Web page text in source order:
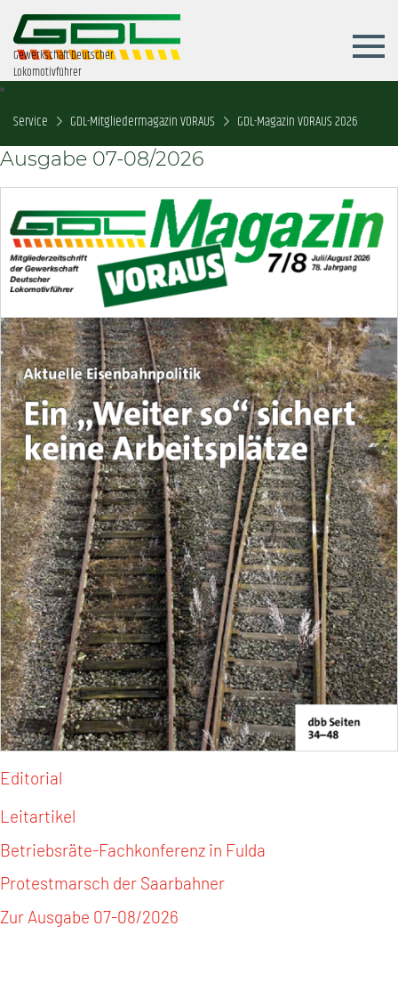
Gewerkschaft Deutscher
Lokomotivführer
Service GDL-Mitgliedermagazin VORAUS GDL-Magazin VORAUS 2026
Ausgabe 07-08/2026
Zur Ausgabe 07-08/2026
Editorial
Leitartikel
Betriebsräte-Fachkonferenz in Fulda
Protestmarsch der Saarbahner